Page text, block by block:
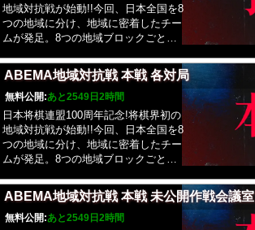
指すごとに5秒が加算のフィッシャー
ルールで行います。また監督が「大会
出場登録棋士」と監督の中から3人の
先発棋士と、出場順を決定。3人が出
場した後は、1人目に戻る。先発棋士
は必ず1対局は行うこととし、対局に
勝利した棋士は、次の対局にも連続で
出場しなければならない。自分のチー
ムが3敗目、4敗目のタイミングで、先
発棋士に入っていない控え棋士(棋士
または監督)との交代が可能。なお、
交代は2回までとする。交代され、試
合から一度外れた棋士は再出場不可。
この冬、かつて無いほどのアツい戦い
を繰り広げ軍配が上がる地域は一体ど
を含む5人で団体戦を戦い抜きます。
なお、所属する「地域チーム」につい
ては全ての棋士が所属地域を自ら選択
たします。棋士は、自身の出身、育っ
た場所、居住地などの中から、自ら所
属する「地域チーム」を選択すること
が可能です。対抗戦のルールとしては
9番勝負5勝先取、持ち時間5分の一手
指すごとに5秒が加算のフィッシャー
ルールで行います。また監督が「大会
出場登録棋士」と監督の中から3人の
先発棋士と、出場順を決定。3人が出
場した後は、1人目に戻る。先発棋士
は必ず1対局は行うこととし、対局に
勝利した棋士は、次の対局にも連続で
地域対抗戦が始動!!今回、日本全国を8
つの地域に分け、地域に密着したチー
ムが発足。8つの地域ブロックごと
い!“という棋士がその「地域チーム」
の監督として就任。さらに自身が率い
る地域チームの棋士の中から4人の
「大会出場登録棋士」を指名し、監督
を含む5人で団体戦を戦い抜きます。
なお、所属する「地域チーム」につい
ては全ての棋士が所属地域を自ら選択
たします。棋士は、自身の出身、育っ
た場所、居住地などの中から、自ら所
属する「地域チーム」を選択すること
ABEMA地域対抗戦 本戦 各対局
無料公開:あと2549日2時間
日本将棋連盟100周年記念!将棋界初の
地域対抗戦が始動!!今回、日本全国を8
つの地域に分け、地域に密着したチー
ムが発足。8つの地域ブロックごと
い!“という棋士がその「地域チーム」
の監督として就任。さらに自身が率い
る地域チームの棋士の中から4人の
ABEMA地域対抗戦 本戦 未公開作戦会議室
無料公開:あと2549日2時間